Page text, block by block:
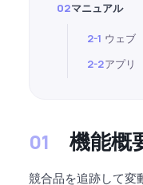
02マニュアル
2-1 ウェブ
2-2アプリ
機能概
競合品を追跡して変